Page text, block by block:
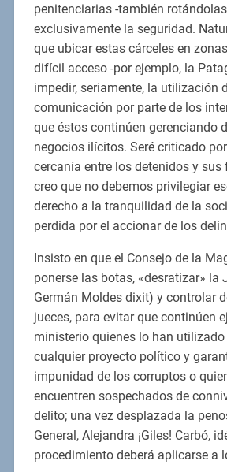
penitenciarias -también
exclusivamente la seguridad.
que ubicar estas cárceles en
difícil acceso -por ejemplo, la
impedir, seriamente, la utilización
comunicación por parte de los
que éstos continúen gerenciando
negocios ilícitos. Seré criticado
cercanía entre los detenidos y sus
creo que no debemos privilegiar
derecho a la tranquilidad de la
perdida por el accionar de los
Insisto en que el Consejo de la
ponerse las botas, «desratizar» la
Germán Moldes dixit) y controlar
jueces, para evitar que continúen
ministerio quienes lo han
cualquier proyecto político y
impunidad de los corruptos o
encuentren sospechados de
delito; una vez desplazada la
General, Alejandra ¡Giles! Carbó,
procedimiento deberá aplicarse a